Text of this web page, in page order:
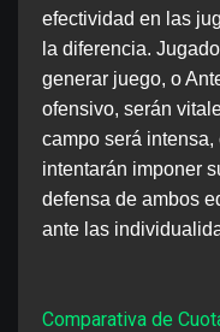
efectividad en las
la diferencia.
generar juego, o
ofensivo, serán
campo será
intentarán imponer
defensa de ambos
ante las
Comparativa de